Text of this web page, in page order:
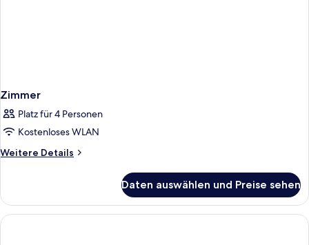
Zimmer
Platz für 4 Personen
Kostenloses WLAN
Weitere Details
Weitere
Daten auswählen und Preise sehen